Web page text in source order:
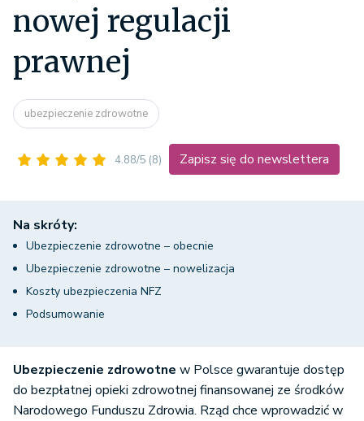
nowej regulacji
prawnej
ubezpieczenie zdrowotne
4.88/5 (8) Zapisz się do newslettera
Na skróty:
Ubezpieczenie zdrowotne – obecnie
Ubezpieczenie zdrowotne – nowelizacja
Koszty ubezpieczenia NFZ
Podsumowanie
Ubezpieczenie zdrowotne w Polsce gwarantuje dostęp
do bezpłatnej opieki zdrowotnej finansowanej ze środków
Narodowego Funduszu Zdrowia. Rząd chce wprowadzić w